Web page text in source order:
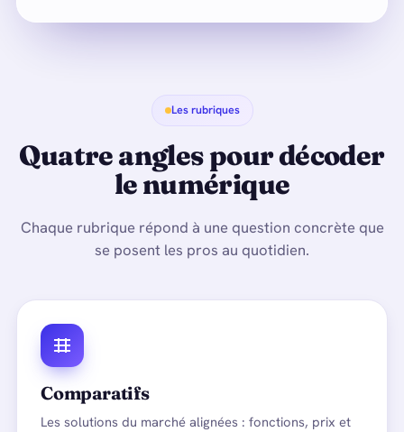
Les rubriques
Quatre angles pour décoder
le numérique
Chaque rubrique répond à une question concrète que
se posent les pros au quotidien.
Comparatifs
Les solutions du marché alignées : fonctions, prix et